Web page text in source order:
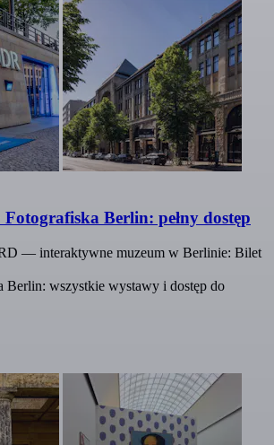
Berlin: pełny dostęp
— interaktywne muzeum w Berlinie: Bilet
Berlin: wszystkie wystawy i dostęp do